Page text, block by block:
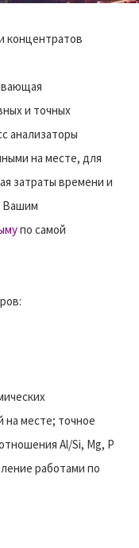
концентратов
и точных
анализаторы
на месте, для
затраты времени и
Вашим
по самой
на месте; точное
Al/Si, Mg, P
работами по